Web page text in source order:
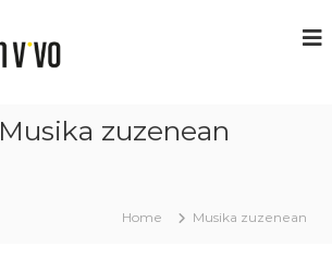
Musika zuzenean
Home Musika zuzenean